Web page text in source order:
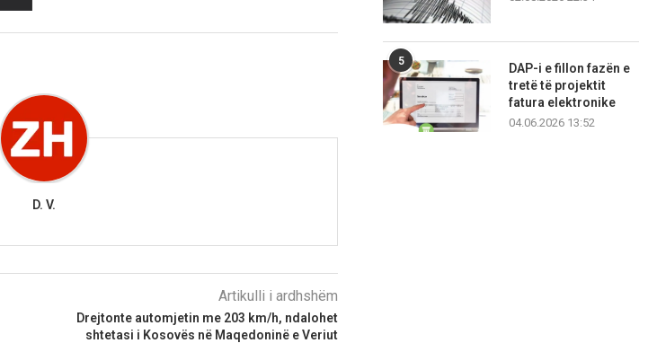
D. V.
Artikulli i ardhshëm
Drejtonte automjetin me 203 km/h, ndalohet
shtetasi i Kosovës në Maqedoninë e Veriut
5
DAP-i e fillon fazën e
tretë të projektit
fatura elektronike
04.06.2026 13:52